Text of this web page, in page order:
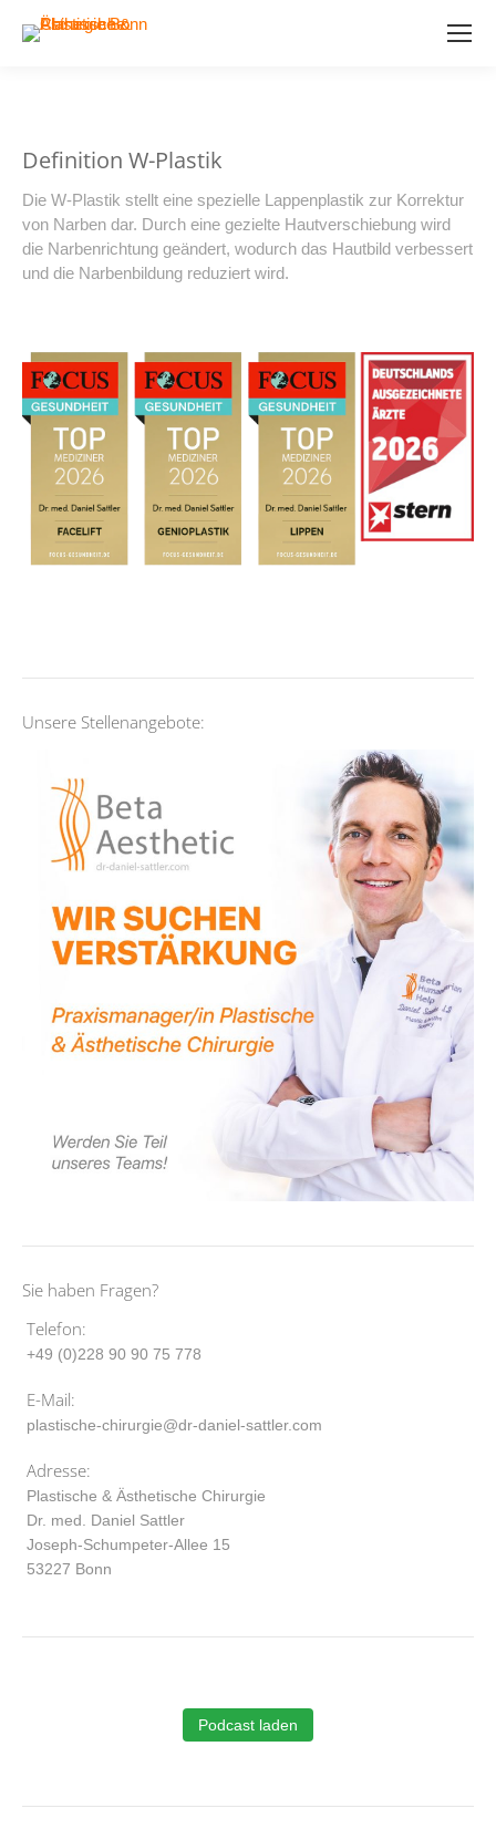
Definition W-Plastik
Die W-Plastik stellt eine spezielle Lappenplastik zur Korrektur
von Narben dar. Durch eine gezielte Hautverschiebung wird
die Narbenrichtung geändert, wodurch das Hautbild verbessert
und die Narbenbildung reduziert wird.
Unsere Stellenangebote:
Sie haben Fragen?
Telefon:
+49 (0)228 90 90 75 778
E-Mail:
plastische-chirurgie@dr-daniel-sattler.com
Adresse:
Plastische & Ästhetische Chirurgie
Dr. med. Daniel Sattler
Joseph-Schumpeter-Allee 15
53227 Bonn
Podcast laden